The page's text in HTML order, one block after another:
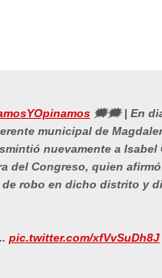
🗯🗯 | En
municipal de
nuevamente a Isabel
del Congreso, quien
robo en dicho distrito y
pic.twitter.com/xfVvSuDh8J